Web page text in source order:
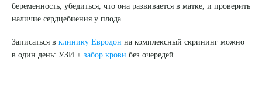
беременность, убедиться, что она развивается в матке, и проверить
наличие сердцебиения у плода.
Записаться в клинику Евродон на комплексный скрининг можно
в один день: УЗИ + забор крови без очередей.